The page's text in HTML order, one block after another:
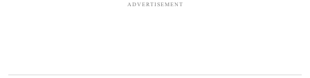
ADVERTISEMENT